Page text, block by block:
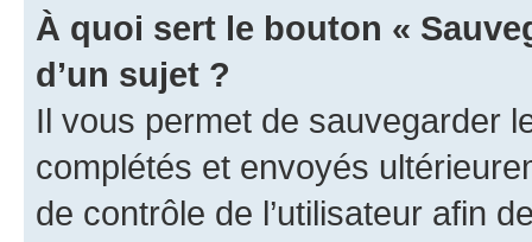
À quoi sert le bouton «
d’un sujet ?
Il vous permet de sauvegarder
complétés et envoyés
de contrôle de l’utilisateur afin